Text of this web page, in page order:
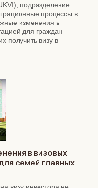
подразделение
процессы в
изменения в
для граждан
получить визу в
в визовых
семей главных